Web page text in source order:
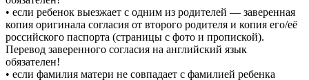
• если ребенок выезжает с одним из родителей — заверенная
копия оригинала согласия от второго родителя и копия его/её
российского паспорта (страницы с фото и пропиской).
Перевод заверенного согласия на английский язык
обязателен!
• если фамилия матери не совпадает с фамилией ребенка